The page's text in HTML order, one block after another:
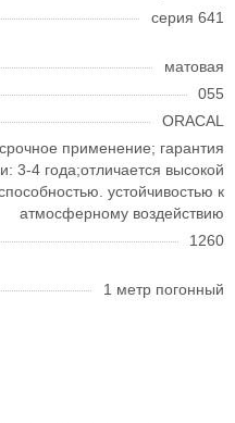
серия 641
матовая
055
ORACAL
применение; гарантия
3-4 года;отличается высокой
устойчивостью к
атмосферному воздействию
1260
1 метр погонный